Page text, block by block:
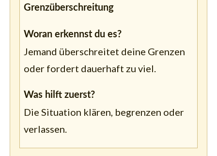
Grenzüberschreitung
Woran erkennst du es?
Jemand überschreitet deine Grenzen
oder fordert dauerhaft zu viel.
Was hilft zuerst?
Die Situation klären, begrenzen oder
verlassen.